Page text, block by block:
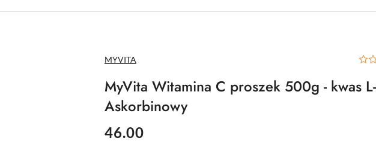
NAZWA
PRODUCENTA:
MYVITA
MyVita Witamina C proszek 500g - kwas L-
Askorbinowy
cena:
46.00